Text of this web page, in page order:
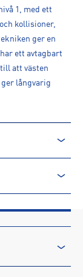
1, med ett
kollisioner,
ger en
ett avtagbart
att västen
långvarig